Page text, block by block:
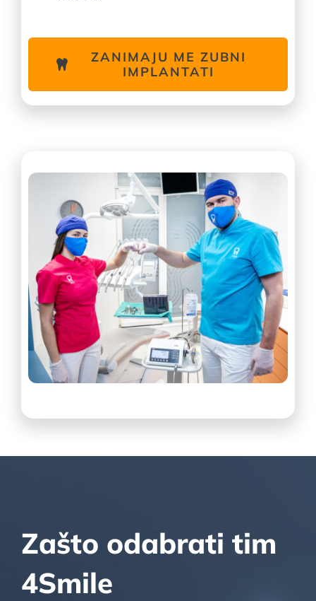
ZANIMAJU ME ZUBNI
IMPLANTATI
Zašto odabrati tim
4Smile